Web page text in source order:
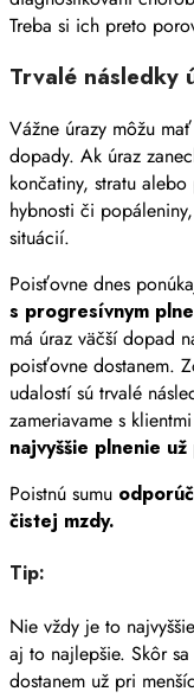
Treba si ich preto
Trvalé následky
Vážne úrazy môžu
dopady. Ak úraz
končatiny, stratu
hybnosti či
situácií.
Poisťovne dnes
s progresívnym
má úraz väčší dopad
poisťovne dostanem.
udalostí sú trvalé
zameriavame s
najvyššie plnenie
Poistnú sumu
čistej mzdy.
Tip:
Nie vždy je to
aj to najlepšie. Skôr
dostanem už pri